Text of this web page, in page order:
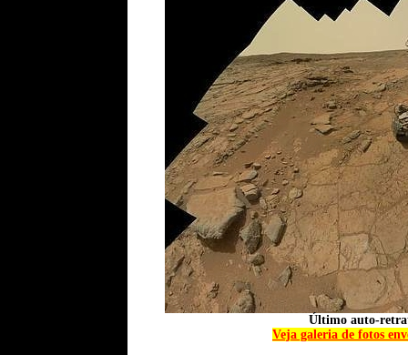
Último auto-
Veja galeria de fotos